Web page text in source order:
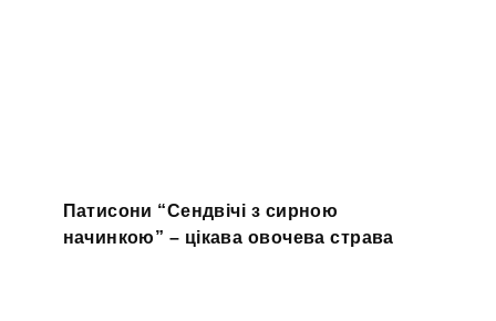
Патисони “Сендвічі з сирною
начинкою” – цікава овочева страва